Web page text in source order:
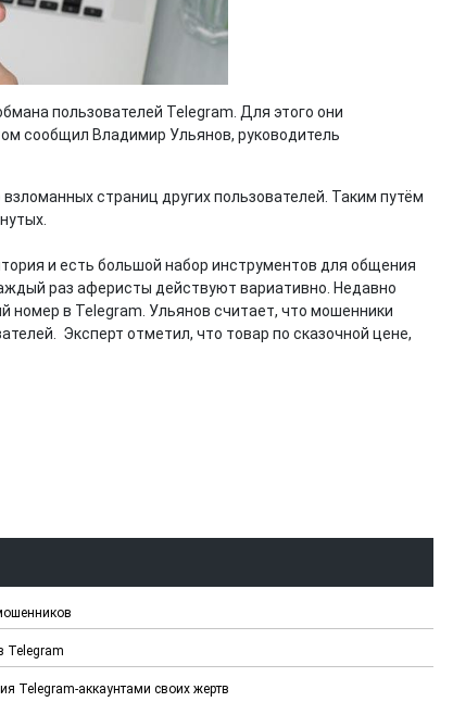
пользователей Telegram. Для этого они
сообщил Владимир Ульянов, руководитель
страниц других пользователей. Таким путём
и есть большой набор инструментов для общения
раз аферисты действуют вариативно. Недавно
номер в Telegram. Ульянов считает, что мошенники
Эксперт отметил, что товар по сказочной цене,
Telegram
Telegram-аккаунтами своих жертв